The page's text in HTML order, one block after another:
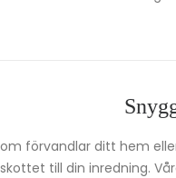
förvandlar ditt hem
till din inredning.